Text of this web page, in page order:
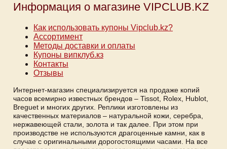
Информация о магазине VIPCLUB.KZ
Как использовать купоны Vipclub.kz?
Ассортимент
Методы доставки и оплаты
Купоны випклуб.кз
Контакты
Отзывы
Интернет-магазин специализируется на продаже копий
часов всемирно известных брендов – Tissot, Rolex, Hublot,
Breguet и многих других. Реплики изготовлены из
качественных материалов – натуральной кожи, серебра,
нержавеющей стали, золота и так далее. При этом при
производстве не используются драгоценные камни, как в
случае с оригинальными дорогостоящими часами. На все